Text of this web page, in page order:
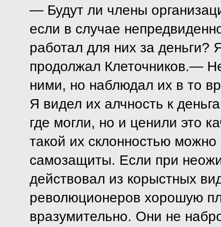
— Будут ли члены
если в случае
работал для них за деньги?
продолжал Клеточников.—
ними, но наблюдал их в то
Я видел их алчность к
где могли, но и ценили это
такой их склонностью можно
самозащиты. Если при
действовал из корыстных
революционеров хорошую
вразумительно. Они не